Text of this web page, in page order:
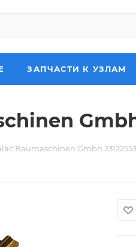
ЗАПЧАСТИ К УЗЛАМ
Gmbh
Baumaschinen Gmbh 23122553